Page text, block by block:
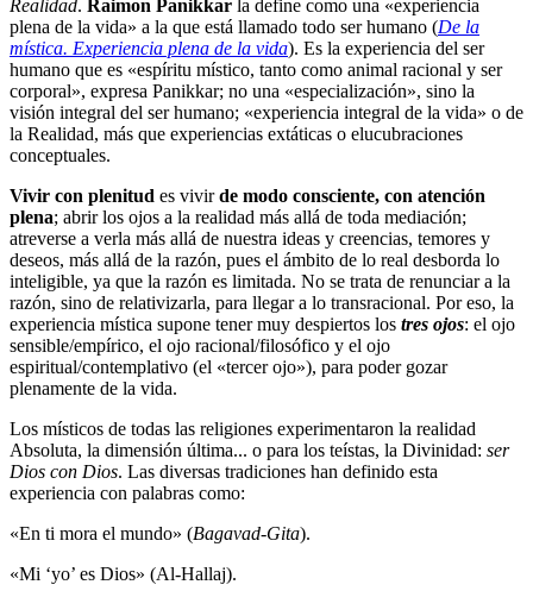
Realidad. Raimon Panikkar la define como una «experiencia
plena de la vida» a la que está llamado todo ser humano (De la
mística. Experiencia plena de la vida). Es la experiencia del ser
humano que es «espíritu místico, tanto como animal racional y ser
corporal», expresa Panikkar; no una «especialización», sino la
visión integral del ser humano; «experiencia integral de la vida» o de
la Realidad, más que experiencias extáticas o elucubraciones
conceptuales.
Vivir con plenitud es vivirde modo consciente, con atención
plena; abrir los ojos a la realidad más allá de toda mediación;
atreverse a verla más allá de nuestra ideas y creencias, temores y
deseos, más allá de la razón, pues el ámbito de lo real desborda lo
inteligible, ya que la razón es limitada. No se trata de renunciar a la
razón, sino de relativizarla, para llegar a lo transracional. Por eso, la
experiencia mística supone tener muy despiertos los tres ojos: el ojo
sensible/empírico, el ojo racional/filosófico y el ojo
espiritual/contemplativo (el «tercer ojo»), para poder gozar
plenamente de la vida.
Los místicos de todas las religiones experimentaron la realidad
Absoluta, la dimensión última... o para los teístas, la Divinidad: ser
Dios con Dios. Las diversas tradiciones han definido esta
experiencia con palabras como:
«En ti mora el mundo» (Bagavad-Gita).
«Mi ‘yo’ es Dios» (Al-Hallaj).